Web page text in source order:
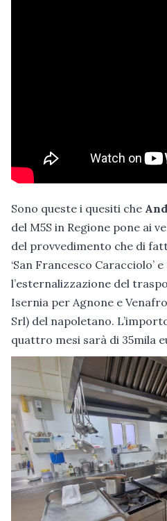
Sono queste i quesiti che
del M5S in Regione pone ai
del provvedimento che di
‘San Francesco Caracciolo’
l’esternalizzazione del
Isernia per Agnone e
Srl) del napoletano.
quattro mesi sarà di 35mila